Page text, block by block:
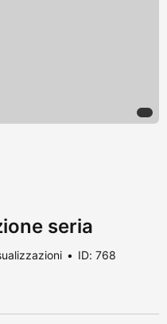
seria
ID: 768